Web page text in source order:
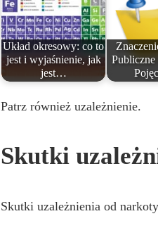
Układ okresowy: co to
jest i wyjaśnienie, jak
jest…
Publiczne
Patrz również uzależnienie.
Skutki
Skutki uzależnienia od